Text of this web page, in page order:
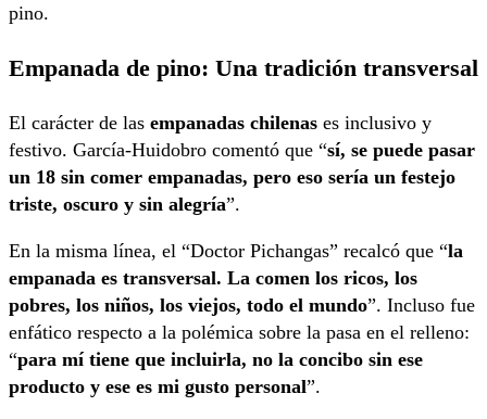
pino.
Empanada de pino: Una tradición transversal
El carácter de las empanadas chilenas es inclusivo y
festivo. García-Huidobro comentó que “sí, se puede pasar
un 18 sin comer empanadas, pero eso sería un festejo
triste, oscuro y sin alegría”.
En la misma línea, el “Doctor Pichangas” recalcó que “la
empanada es transversal. La comen los ricos, los
pobres, los niños, los viejos, todo el mundo”. Incluso fue
enfático respecto a la polémica sobre la pasa en el relleno:
“para mí tiene que incluirla, no la concibo sin ese
producto y ese es mi gusto personal”.